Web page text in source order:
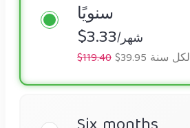
سنويًا
$3.33 /شهر
$119.40 $39.95 لكل سنة